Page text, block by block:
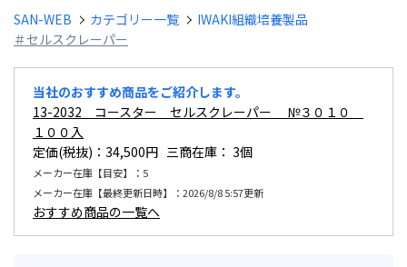
SAN-WEB カテゴリー一覧
IWAKI組織培養製品
＃セルスクレーパー
当社のおすすめ商品をご紹介します。
13-2032 コースター セルスクレーパー №３０１０
１００入
定価(税抜)：34,500円 三商在庫： 3個
メーカー在庫【目安】：5
メーカー在庫【最終更新日時】：2026/8/8 5:57更新
おすすめ商品の一覧へ